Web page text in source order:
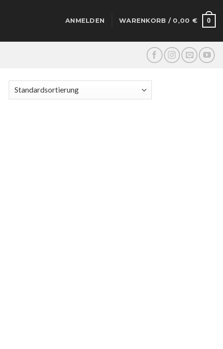
ANMELDEN WARENKORB / 0,00 € 0